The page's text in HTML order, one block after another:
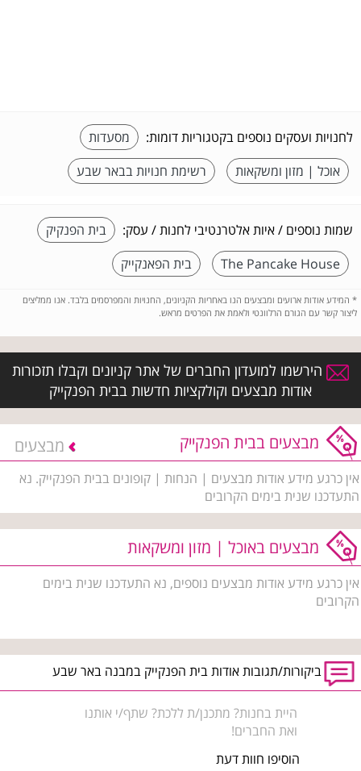
לחנויות ועסקים נוספים בקטגוריות דומות:
מסעדות
אוכל | מזון ומשקאות
רשימת חנויות בבאר שבע
שמות נוספים / איות אלטרנטיבי לחנות / עסק:
בית הפנקיק
The Pancake House
בית הפאנקייק
* המידע אודות ארועים ומבצעים הנו באחריות הקניונים, החנויות והמפרסמים בלבד. אנו ממליצים
ליצור קשר עם הגורם הרלוונטי ולאמת את הפרטים מראש.
הירשמו למועדון החברים של אתר קניונים וקבלו תזכורות
אודות מבצעים וקולקציות חדשות בבית הפנקייק
מבצעים בבית הפנקייק מבצעים
אין כרגע מידע אודות מבצעים | הנחות | קופונים בבית הפנקייק. נא
התעדכנו שנית בימים הקרובים
מבצעים באוכל | מזון ומשקאות
אין כרגע מידע אודות מבצעים נוספים, נא התעדכנו שנית בימים
הקרובים
ביקורות/תגובות אודות בית הפנקייק במבנה באר שבע
היית בחנות? מתכנן/ת ללכת? שתף/י אותנו
ואת החברים!
הוסיפו חוות דעת